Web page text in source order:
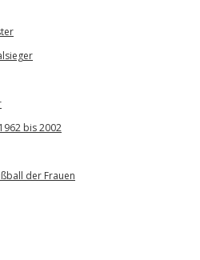
bis 2002
der Frauen